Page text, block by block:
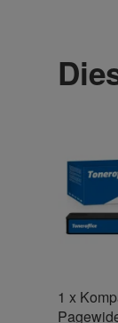
Firma
Telefon
1 x